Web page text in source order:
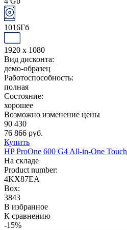
1016Гб
1920 x 1080
Вид дисконта:
демо-образец
Работоспособность:
полная
Состояние:
хорошее
Возможно изменение цены
90 430
76 866 руб.
Купить
HP ProOne 600 G4 All-in-One Touch
На складе
Product number:
4KX87EA
Box:
3843
В избранное
К сравнению
-15%